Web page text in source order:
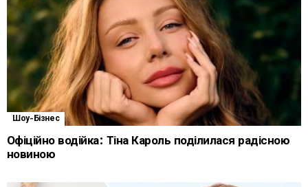
Шоу-Бізнес
Офіційно водійка: Тіна Кароль поділилася радісною
новиною